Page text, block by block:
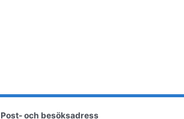
Post- och besöksadress